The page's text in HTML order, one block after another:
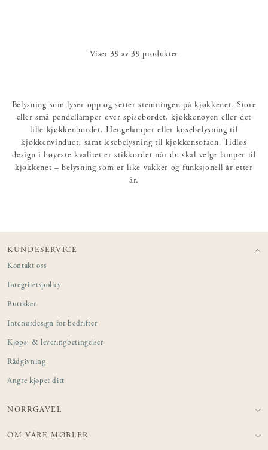
Viser 39 av 39 produkter
Belysning som lyser opp og setter stemningen på kjøkkenet. Store
eller små pendellamper over spisebordet, kjøkkenøyen eller det
lille kjøkkenbordet. Hengelamper eller kosebelysning til
kjøkkenvinduet, samt lesebelysning til kjøkkensofaen. Tidløs
design i høyeste kvalitet er stikkordet når du skal velge lamper til
kjøkkenet – belysning som er like vakker og funksjonell år etter
år.
KUNDESERVICE
Kontakt oss
Integritetspolicy
Butikker
Interiørdesign for bedrifter
Kjøps- & leveringbetingelser
Rådgivning
Angre kjøpet ditt
NORRGAVEL
OM VÅRE MØBLER